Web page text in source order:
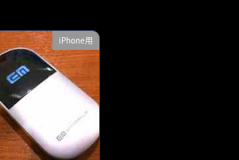
iPhone用